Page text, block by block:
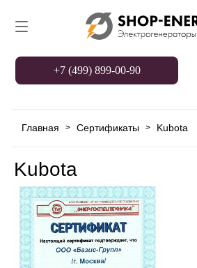
+7 (499) 899-00-90
Главная > Сертификаты > Kubota
Kubota